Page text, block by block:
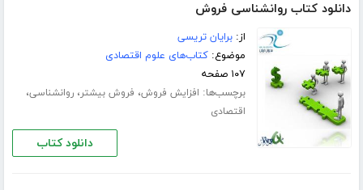
دانلود کتاب روانشناسی فروش
از:برایان تریسی
موضوع:کتاب‌های علوم اقتصادی
۱۰۷ صفحه
برچسب‌ها: افزایش فروش، فروش بیشتر،روانشناسی،
اقتصادی
دانلود کتاب